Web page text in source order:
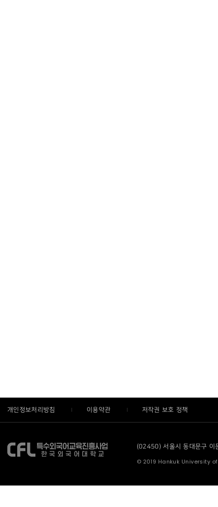
개인정보처리방침 이용약관 저작권 보호 정책
(02450) 서울시 동대문구
© 2019 Hankuk University